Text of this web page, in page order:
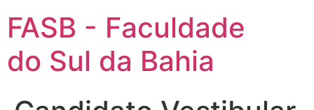
FASB - Faculdade
do Sul da Bahia